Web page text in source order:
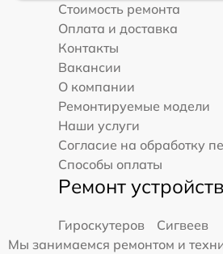
Стоимость ремонта
Оплата и доставка
Контакты
Вакансии
О компании
Ремонтируемые модели
Наши услуги
Согласие на обработку
Способы оплаты
Ремонт устройств
Гироскутеров
Сигвеев
Мы занимаемся ремонтом и